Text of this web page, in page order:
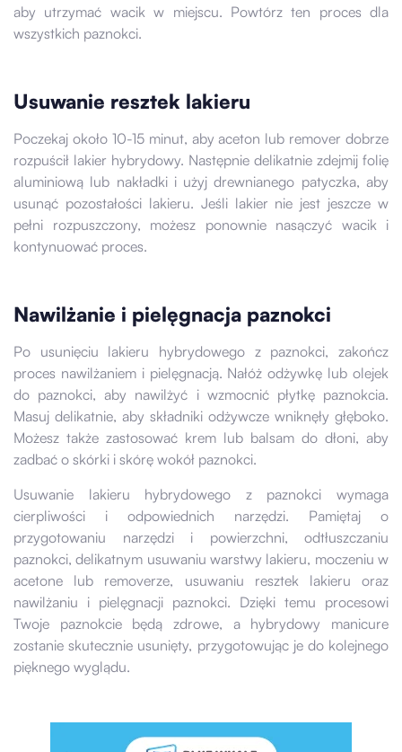
aby utrzymać wacik w miejscu. Powtórz ten proces dla
wszystkich paznokci.
Usuwanie resztek lakieru
Poczekaj około 10-15 minut, aby aceton lub remover dobrze
rozpuścił lakier hybrydowy. Następnie delikatnie zdejmij folię
aluminiową lub nakładki i użyj drewnianego patyczka, aby
usunąć pozostałości lakieru. Jeśli lakier nie jest jeszcze w
pełni rozpuszczony, możesz ponownie nasączyć wacik i
kontynuować proces.
Nawilżanie i pielęgnacja paznokci
Po usunięciu lakieru hybrydowego z paznokci, zakończ
proces nawilżaniem i pielęgnacją. Nałóż odżywkę lub olejek
do paznokci, aby nawilżyć i wzmocnić płytkę paznokcia.
Masuj delikatnie, aby składniki odżywcze wniknęły głęboko.
Możesz także zastosować krem lub balsam do dłoni, aby
zadbać o skórki i skórę wokół paznokci.
Usuwanie lakieru hybrydowego z paznokci wymaga
cierpliwości i odpowiednich narzędzi. Pamiętaj o
przygotowaniu narzędzi i powierzchni, odtłuszczaniu
paznokci, delikatnym usuwaniu warstwy lakieru, moczeniu w
acetone lub removerze, usuwaniu resztek lakieru oraz
nawilżaniu i pielęgnacji paznokci. Dzięki temu procesowi
Twoje paznokcie będą zdrowe, a hybrydowy manicure
zostanie skutecznie usunięty, przygotowując je do kolejnego
pięknego wyglądu.